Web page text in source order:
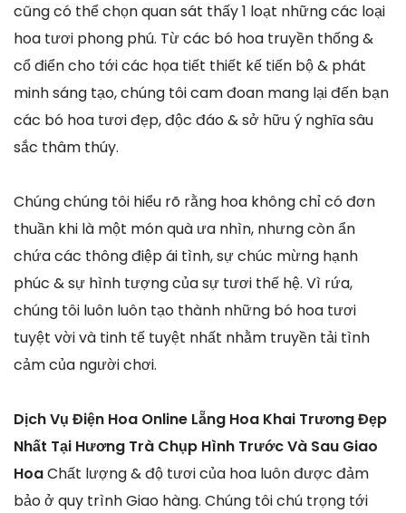
cũng có thể chọn quan sát thấy 1 loạt những các loại
hoa tươi phong phú. Từ các bó hoa truyền thống &
cổ điển cho tới các họa tiết thiết kế tiến bộ & phát
minh sáng tạo, chúng tôi cam đoan mang lại đến bạn
các bó hoa tươi đẹp, độc đáo & sở hữu ý nghĩa sâu
sắc thâm thúy.
Chúng chúng tôi hiểu rõ rằng hoa không chỉ có đơn
thuần khi là một món quà ưa nhìn, nhưng còn ẩn
chứa các thông điệp ái tình, sự chúc mừng hạnh
phúc & sự hình tượng của sự tươi thế hệ. Vì rứa,
chúng tôi luôn luôn tạo thành những bó hoa tươi
tuyệt vời và tinh tế tuyệt nhất nhằm truyền tải tình
cảm của người chơi.
Dịch Vụ Điện Hoa Online Lẵng Hoa Khai Trương Đẹp
Nhất Tại Hương Trà Chụp Hình Trước Và Sau Giao
HoaChất lượng & độ tươi của hoa luôn được đảm
bảo ở quy trình Giao hàng. Chúng tôi chú trọng tới